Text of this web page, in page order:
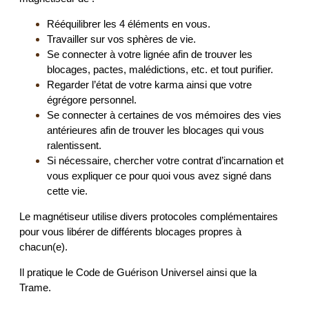
Rééquilibrer les 4 éléments en vous.
Travailler sur vos sphères de vie.
Se connecter à votre lignée afin de trouver les
blocages, pactes, malédictions, etc. et tout purifier.
Regarder l’état de votre karma ainsi que votre
égrégore personnel.
Se connecter à certaines de vos mémoires des vies
antérieures afin de trouver les blocages qui vous
ralentissent.
Si nécessaire, chercher votre contrat d’incarnation et
vous expliquer ce pour quoi vous avez signé dans
cette vie.
Le magnétiseur utilise divers protocoles complémentaires
pour vous libérer de différents blocages propres à
chacun(e).
Il pratique le Code de Guérison Universel ainsi que la
Trame.